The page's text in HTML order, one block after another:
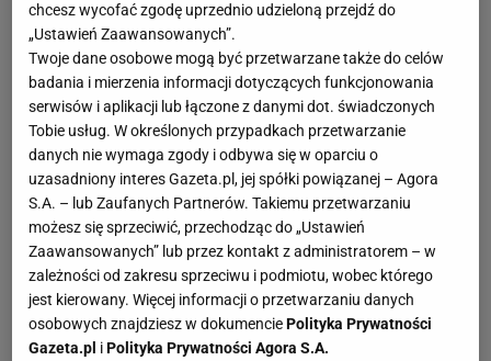
chcesz wycofać zgodę uprzednio udzieloną przejdź do
„Ustawień Zaawansowanych”.
Twoje dane osobowe mogą być przetwarzane także do celów
badania i mierzenia informacji dotyczących funkcjonowania
serwisów i aplikacji lub łączone z danymi dot. świadczonych
Tobie usług. W określonych przypadkach przetwarzanie
danych nie wymaga zgody i odbywa się w oparciu o
uzasadniony interes Gazeta.pl, jej spółki powiązanej – Agora
S.A. – lub Zaufanych Partnerów. Takiemu przetwarzaniu
możesz się sprzeciwić, przechodząc do „Ustawień
Zaawansowanych” lub przez kontakt z administratorem – w
zależności od zakresu sprzeciwu i podmiotu, wobec którego
jest kierowany. Więcej informacji o przetwarzaniu danych
osobowych znajdziesz w dokumenciePolityka Prywatności
Gazeta.pl iPolityka Prywatności Agora S.A.